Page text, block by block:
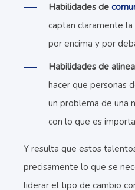
Habilidades de
captan claramente
por encima y por
Habilidades de
hacer que personas
un problema de una
con lo que es
Y resulta que estos
precisamente lo que se
liderar el tipo de cambio